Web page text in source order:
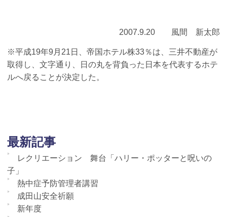
2007.9.20 風間 新太郎
※平成19年9月21日、帝国ホテル株33％は、三井不動産が
取得し、文字通り、日の丸を背負った日本を代表するホテ
ルへ戻ることが決定した。
最新記事
レクリエーション 舞台「ハリー・ポッターと呪いの
子」
熱中症予防管理者講習
成田山安全祈願
新年度